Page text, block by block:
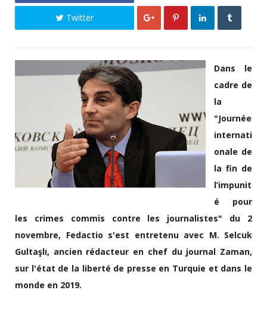
Twitter
Dans le
cadre de
la
"Journée
internati
onale de
la fin de
l’impunit
é pour
les crimes commis contre les journalistes" du 2
novembre, Fedactio s'est entretenu avec M. Selcuk
Gultaşlı, ancien rédacteur en chef du journal Zaman,
sur l'état de la liberté de presse en Turquie et dans le
monde en 2019.